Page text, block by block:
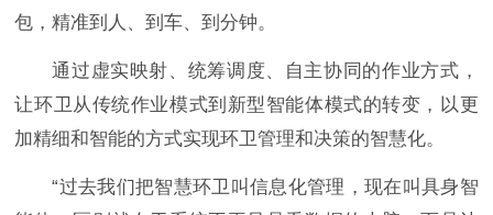
包，精准到人、到车、到分钟。
通过虚实映射、统筹调度、自主协同的作业方式，
让环卫从传统作业模式到新型智能体模式的转变，以更
加精细和智能的方式实现环卫管理和决策的智慧化。
“过去我们把智慧环卫叫信息化管理，现在叫具身智